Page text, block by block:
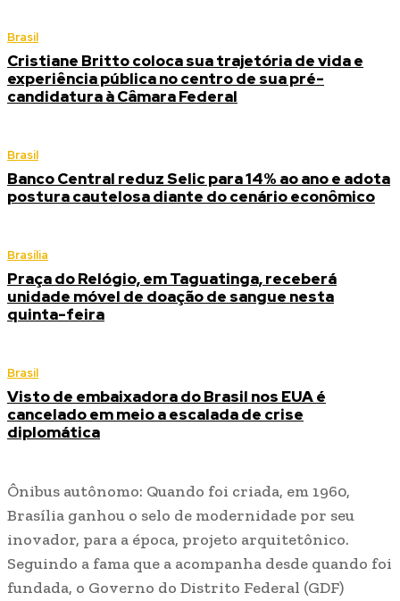
Brasil
Cristiane Britto coloca sua trajetória de vida e
experiência pública no centro de sua pré-
candidatura à Câmara Federal
Brasil
Banco Central reduz Selic para 14% ao ano e adota
postura cautelosa diante do cenário econômico
Brasília
Praça do Relógio, em Taguatinga, receberá
unidade móvel de doação de sangue nesta
quinta-feira
Brasil
Visto de embaixadora do Brasil nos EUA é
cancelado em meio a escalada de crise
diplomática
Ônibus autônomo: Quando foi criada, em 1960,
Brasília ganhou o selo de modernidade por seu
inovador, para a época, projeto arquitetônico.
Seguindo a fama que a acompanha desde quando foi
fundada, o Governo do Distrito Federal (GDF)